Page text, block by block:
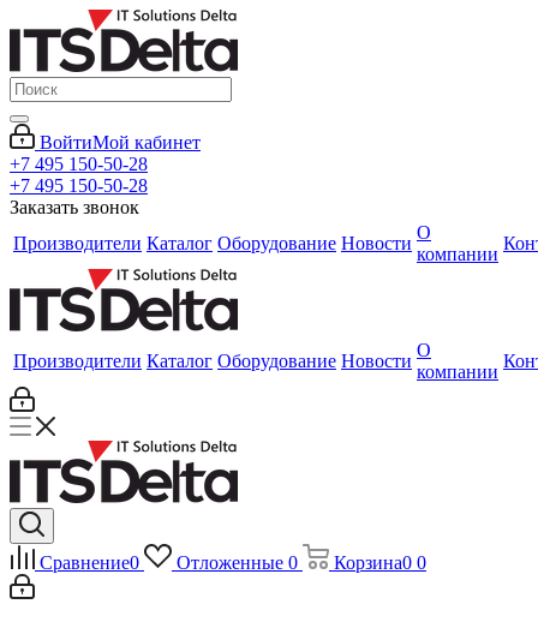
ВойтиМой кабинет
+7 495 150-50-28
+7 495 150-50-28
Заказать звонок
Производители Каталог Оборудование Новости
О
компании
Производители Каталог Оборудование Новости
О
компании
Сравнение0 Отложенные 0 Корзина0 0